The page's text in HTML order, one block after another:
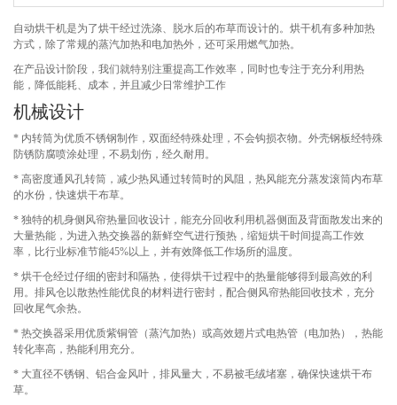
自动烘干机是为了烘干经过洗涤、脱水后的布草而设计的。烘干机有多种加热
方式，除了常规的蒸汽加热和电加热外，还可采用燃气加热。
在产品设计阶段，我们就特别注重提高工作效率，同时也专注于充分利用热
能，降低能耗、成本，并且减少日常维护工作
机械设计
* 内转筒为优质不锈钢制作，双面经特殊处理，不会钩损衣物。外壳钢板经特殊
防锈防腐喷涂处理，不易划伤，经久耐用。
* 高密度通风孔转筒，减少热风通过转筒时的风阻，热风能充分蒸发滚筒内布草
的水份，快速烘干布草。
* 独特的机身侧风帘热量回收设计，能充分回收利用机器侧面及背面散发出来的
大量热能，为进入热交换器的新鲜空气进行预热，缩短烘干时间提高工作效
率，比行业标准节能45%以上，并有效降低工作场所的温度。
* 烘干仓经过仔细的密封和隔热，使得烘干过程中的热量能够得到最高效的利
用。排风仓以散热性能优良的材料进行密封，配合侧风帘热能回收技术，充分
回收尾气余热。
* 热交换器采用优质紫铜管（蒸汽加热）或高效翅片式电热管（电加热），热能
转化率高，热能利用充分。
* 大直径不锈钢、铝合金风叶，排风量大，不易被毛绒堵塞，确保快速烘干布
草。